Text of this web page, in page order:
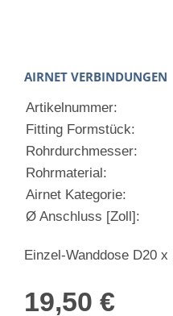
AIRNET VERBINDUNGEN
Artikelnummer:
Fitting Formstück:
Rohrdurchmesser:
Rohrmaterial:
Airnet Kategorie:
Ø Anschluss [Zoll]:
Einzel-Wanddose D20 x
19,50 €